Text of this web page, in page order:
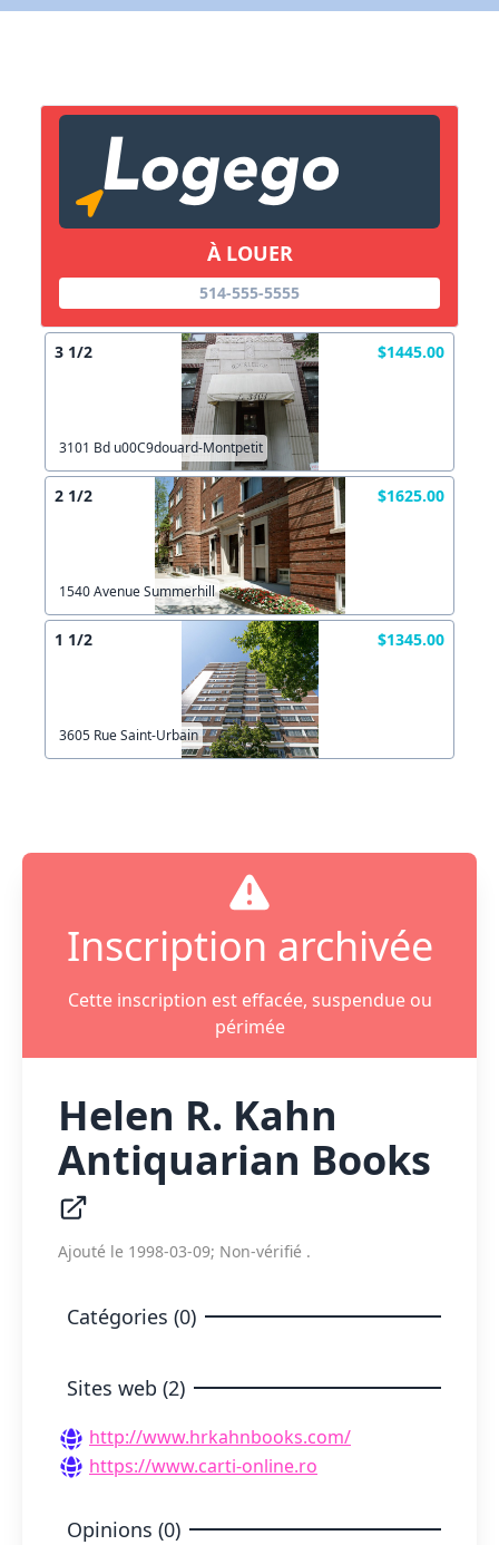
À LOUER
514-555-5555
3 1/2 $1445.00
3101 Bd u00C9douard-Montpetit
2 1/2 $1625.00
1540 Avenue Summerhill
1 1/2 $1345.00
3605 Rue Saint-Urbain
Inscription archivée
Cette inscription est effacée, suspendue ou
périmée
Helen R. Kahn
Antiquarian Books
Ajouté le 1998-03-09; Non-vérifié .
Catégories (0)
Sites web (2)
http://www.hrkahnbooks.com/
https://www.carti-online.ro
Opinions (0)
Lien vers inscription (sera inclus dans courriel)
Copier lien
X Fermer
X Fermer